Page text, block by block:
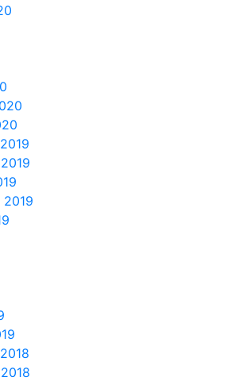
2019